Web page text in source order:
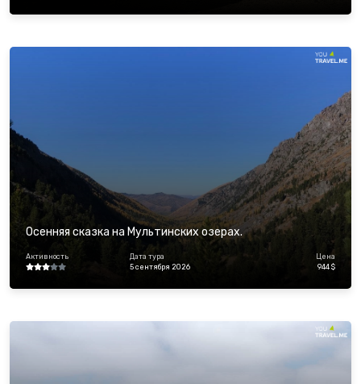
Осенняя сказка на Мультинских озерах.
Активность
Дата тура
5 сентября 2026
Цена
944 $